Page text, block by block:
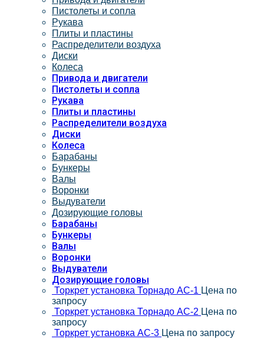
Пистолеты и сопла
Рукава
Плиты и пластины
Распределители воздуха
Диски
Колеса
Привода и двигатели
Пистолеты и сопла
Рукава
Плиты и пластины
Распределители воздуха
Диски
Колеса
Барабаны
Бункеры
Валы
Воронки
Выдуватели
Дозирующие головы
Барабаны
Бункеры
Валы
Воронки
Выдуватели
Дозирующие головы
Торкрет установка Торнадо АС-1 Цена по
запросу
Торкрет установка Торнадо АС-2 Цена по
запросу
Торкрет установка АС-3 Цена по запросу